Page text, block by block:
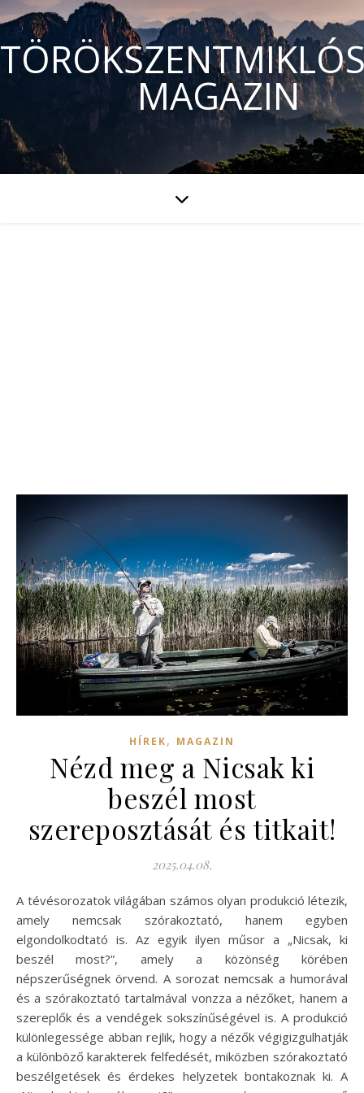
MAGAZIN
HÍREK, MAGAZIN
Nézd meg a Nicsak ki
beszél most
szereposztását és titkait!
2025.04.08.
A tévésorozatok világában számos olyan produkció létezik,
amely nemcsak szórakoztató, hanem egyben
elgondolkodtató is. Az egyik ilyen műsor a „Nicsak, ki
beszél most?”, amely a közönség körében
népszerűségnek örvend. A sorozat nemcsak a humorával
és a szórakoztató tartalmával vonzza a nézőket, hanem a
szereplők és a vendégek sokszínűségével is. A produkció
különlegessége abban rejlik, hogy a nézők végigizgulhatják
a különböző karakterek felfedését, miközben szórakoztató
beszélgetések és érdekes helyzetek bontakoznak ki. A